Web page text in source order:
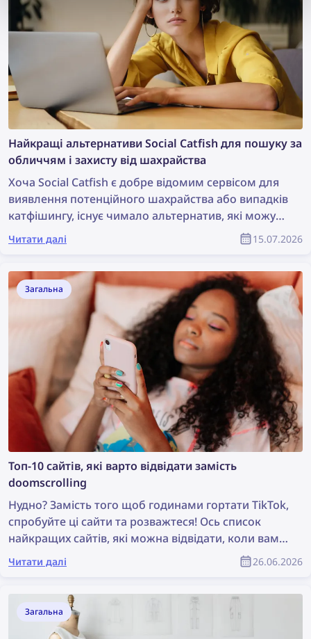
Найкращі альтернативи Social Catfish для пошуку за
обличчям і захисту від шахрайства
Хоча Social Catfish є добре відомим сервісом для
виявлення потенційного шахрайства або випадків
катфішингу, існує чимало альтернатив, які можуть
бути ще ефективнішими. Ознайомтеся з
найкращими альтернативами Social Catfish для
Читати далі 15.07.2026
Загальна
Топ-10 сайтів, які варто відвідати замість
doomscrolling
Нудно? Замість того щоб годинами гортати TikTok,
спробуйте ці сайти та розважтеся! Ось список
найкращих сайтів, які можна відвідати, коли вам
нудно — від веселих ігор до дослідження
інтернету.
Читати далі 26.06.2026
Загальна